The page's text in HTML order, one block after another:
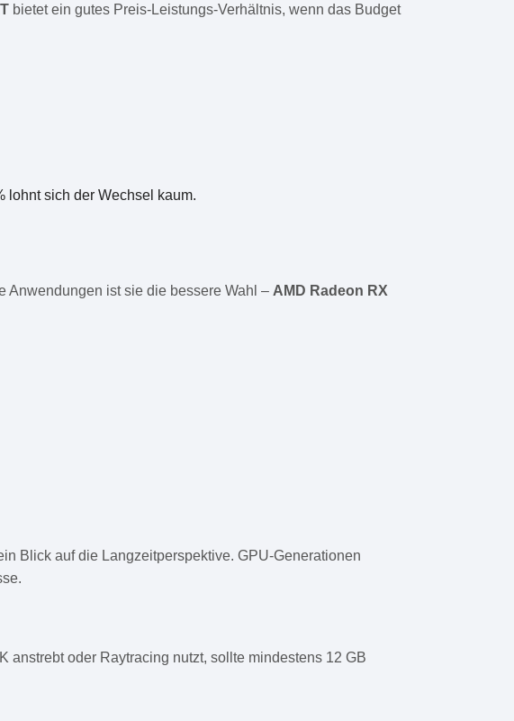
bietet ein gutes Preis-Leistungs-Verhältnis, wenn das Budget
lohnt sich der Wechsel kaum.
Anwendungen ist sie die bessere Wahl – AMD Radeon RX
Blick auf die Langzeitperspektive. GPU-Generationen
oder Raytracing nutzt, sollte mindestens 12 GB